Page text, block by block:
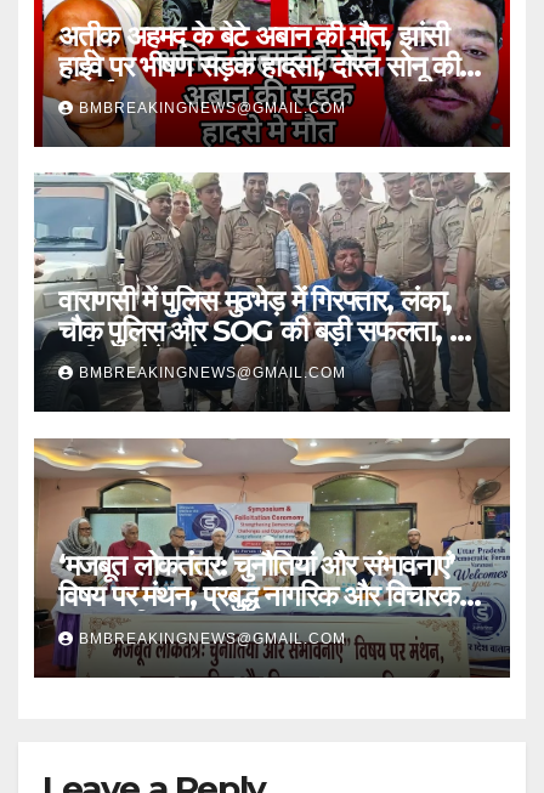
अतीक अहमद के बेटे अबान की मौत, झांसी
हाईवे पर भीषण सड़क हादसा, दोस्त सोनू की
भी गई जान
BMBREAKINGNEWS@GMAIL.COM
वाराणसी में पुलिस मुठभेड़ में गिरफ्तार, लंका,
चौक पुलिस और SOG की बड़ी सफलता, 2
शातिर लुटेरे चढ़े हत्थे
BMBREAKINGNEWS@GMAIL.COM
‘मजबूत लोकतंत्र: चुनौतियां और संभावनाएं’
विषय पर मंथन, प्रबुद्ध नागरिक और विचारक
हुए सम्मानित
BMBREAKINGNEWS@GMAIL.COM